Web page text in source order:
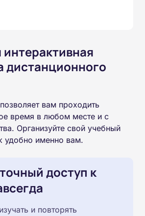
дистанционного
вам проходить
время в любом месте и с
Организуйте свой учебный
удобно именно вам.
доступ к
и повторять